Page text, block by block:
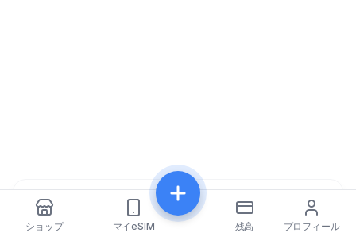
ショップ マイeSIM 残高 プロフィール